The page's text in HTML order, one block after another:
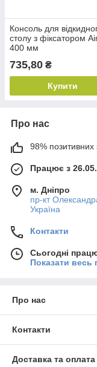
Консоль для
столу з фіксатором
400 мм
735,80 ₴
Купити
Про нас
98% позитивних
Працює з
м. Дніпро
пр-кт
Україна
Контакти
Сьогодні
Показати весь
Про нас
Контакти
Доставка та оплата